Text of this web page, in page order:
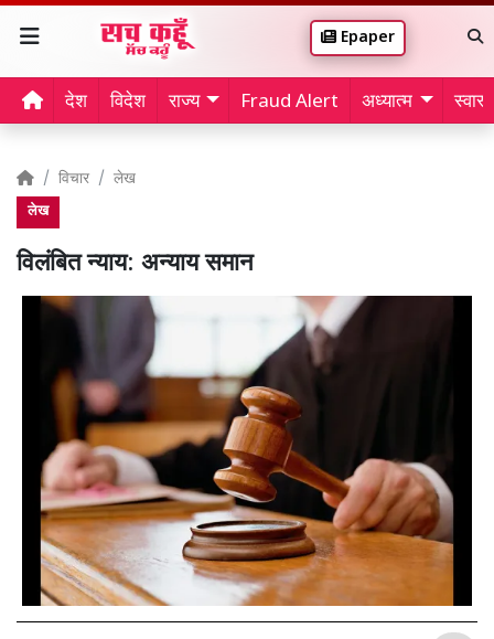
Epaper
देश विदेश राज्य Fraud Alert अध्यात्म
विचार लेख
लेख
विलंबित न्याय: अन्याय समान